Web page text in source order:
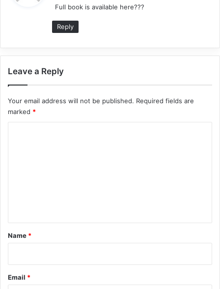
s
Full book is available here???
Reply
Leave a Reply
Your email address will not be published. Required fields are
marked *
*
Name *
Email *